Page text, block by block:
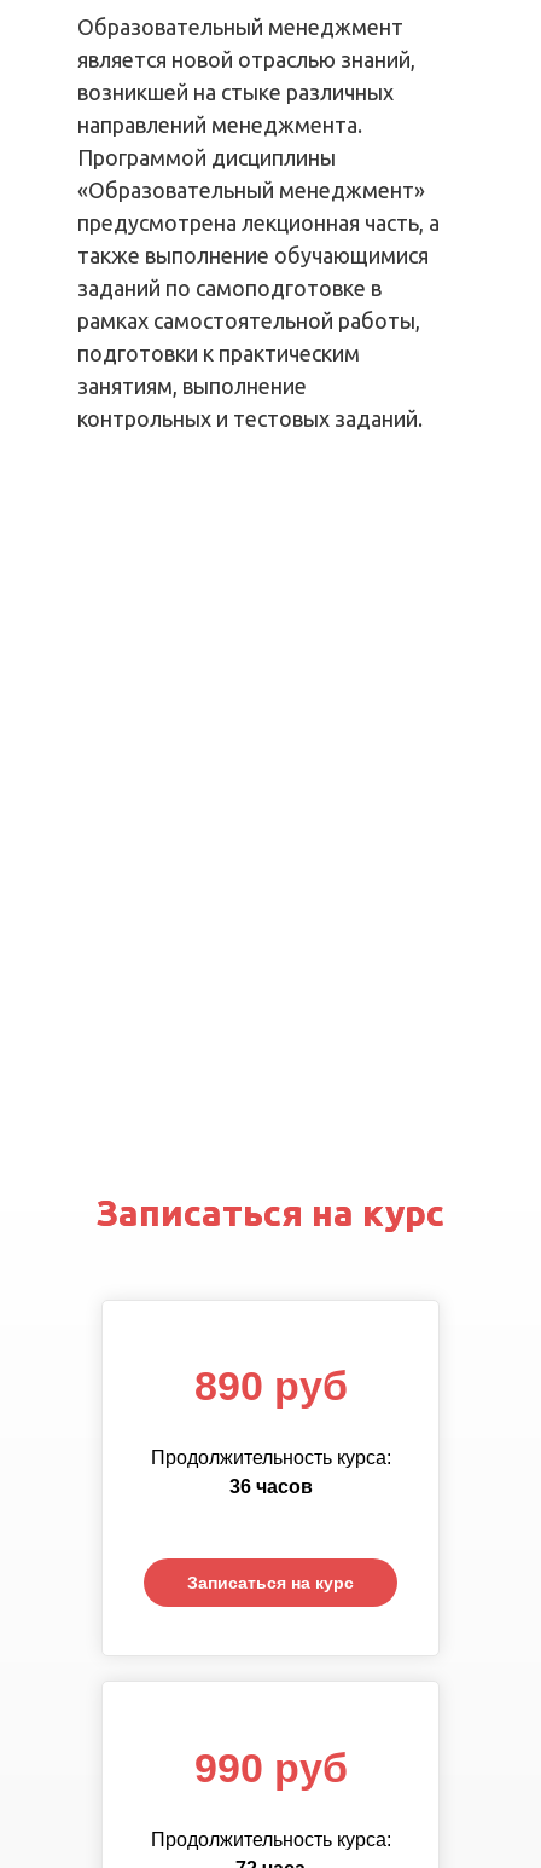
Образовательный менеджмент
является новой отраслью знаний,
возникшей на стыке различных
направлений менеджмента.
Программой дисциплины
«Образовательный менеджмент»
предусмотрена лекционная часть, а
также выполнение обучающимися
заданий по самоподготовке в
рамках самостоятельной работы,
подготовки к практическим
занятиям, выполнение
контрольных и тестовых заданий.
Записаться на курс
Продолжительность курса:72
часа
890 руб
Записаться на курс
Продолжительность курса:108
1 390 руб
Записаться на курс
Продолжительность курса:
36 часов
890 руб
Записаться на курс
Продолжительность курса:
990 руб